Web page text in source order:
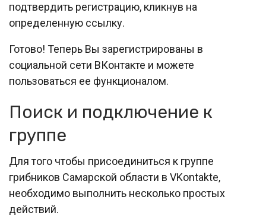
подтвердить регистрацию, кликнув на
определенную ссылку.
Готово! Теперь Вы зарегистрированы в
социальной сети ВКонтакте и можете
пользоваться ее функционалом.
Поиск и подключение к
группе
Для того чтобы присоединиться к группе
грибников Самарской области в VKontakte,
необходимо выполнить несколько простых
действий.